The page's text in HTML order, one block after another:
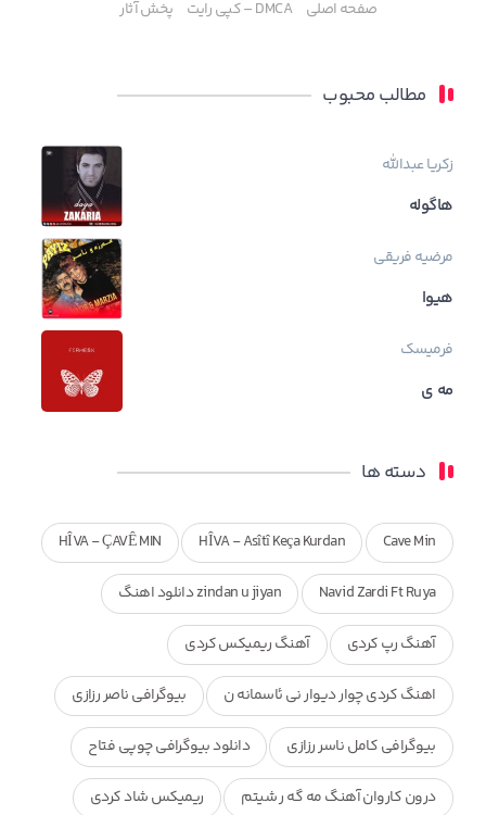
صفحه اصلی DMCA – کپی رایت پخش آثار
مطالب محبوب
زکریا عبدالله
هاگوله
مرضیه فریقی
هیوا
فرمیسک
مه ی
دسته ها
Cave Min
HÎVA - Asîtî Keça Kurdan
HÎVA - ÇAVÊ MIN
Navid Zardi Ft Ruya zindan u jiyan دانلود اهنگ
آهنگ رپ کردی آهنگ ریمیکس کردی
اهنگ کردی چوار دیوار نی ئاسمانه ن بیوگرافی ناصر رزازی
بیوگرافی کامل ناسر رزازی دانلود بیوگرافی چوپی فتاح
درون کاروان آهنگ مه گه ر شیتم ریمیکس شاد کردی